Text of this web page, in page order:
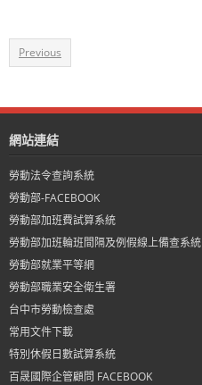
Previous
網站連結
勞動法令查詢系統
勞動部-FACEBOOK
勞動部加班費試算系統
勞動部加班輪班間隔及例假線上備查系統
勞動部就業平等網
勞動部職業安全衛生署
台中市勞動檢查處
常用文件下載
特別休假日數試算系統
百晟國際企管顧問 FACEBOOK